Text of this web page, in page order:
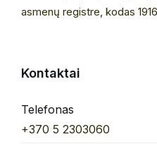
asmenų registre, kodas
Kontaktai
Telefonas
+370 5 2303060